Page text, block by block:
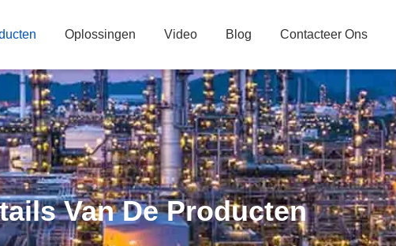
Oplossingen Video Blog Contacteer Ons
Van De Producten